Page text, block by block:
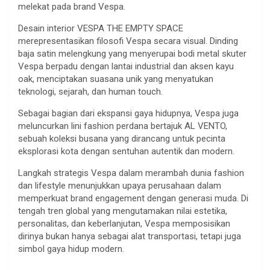
melekat pada brand Vespa.
Desain interior VESPA THE EMPTY SPACE
merepresentasikan filosofi Vespa secara visual. Dinding
baja satin melengkung yang menyerupai bodi metal skuter
Vespa berpadu dengan lantai industrial dan aksen kayu
oak, menciptakan suasana unik yang menyatukan
teknologi, sejarah, dan human touch.
Sebagai bagian dari ekspansi gaya hidupnya, Vespa juga
meluncurkan lini fashion perdana bertajuk AL VENTO,
sebuah koleksi busana yang dirancang untuk pecinta
eksplorasi kota dengan sentuhan autentik dan modern.
Langkah strategis Vespa dalam merambah dunia fashion
dan lifestyle menunjukkan upaya perusahaan dalam
memperkuat brand engagement dengan generasi muda. Di
tengah tren global yang mengutamakan nilai estetika,
personalitas, dan keberlanjutan, Vespa memposisikan
dirinya bukan hanya sebagai alat transportasi, tetapi juga
simbol gaya hidup modern.